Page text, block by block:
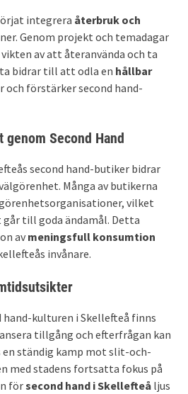
integrera återbruk och
Genom projekt och temadagar
av att återanvända och ta
bidrar till att odla en hållbar
och förstärker second hand-
Second Hand
second hand-butiker bidrar
Många av butikerna
vilket
till goda ändamål. Detta
av meningsfull konsumtion
invånare.
hand-kulturen i Skellefteå finns
tillgång och efterfrågan kan
en ständig kamp mot slit-och-
med stadens fortsatta fokus på
försecond hand i Skellefteå ljus